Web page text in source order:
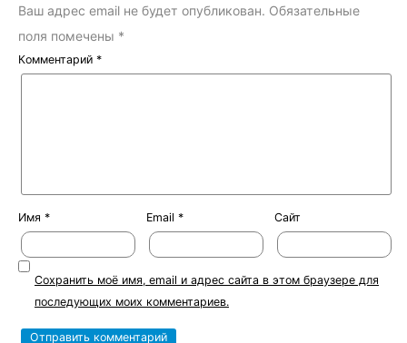
Ваш адрес email не будет опубликован. Обязательные
поля помечены *
Комментарий *
Имя * Email * Сайт
Сохранить моё имя, email и адрес сайта в этом браузере для
последующих моих комментариев.